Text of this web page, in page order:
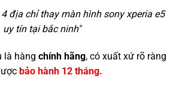
địa chỉ thay màn hình sony xperia e5
uy tín tại bắc ninh"
là hàng chính hãng, có xuất xứ rõ ràng
bảo hành 12 tháng.